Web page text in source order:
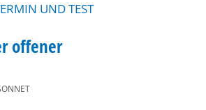
UND TEST
offener